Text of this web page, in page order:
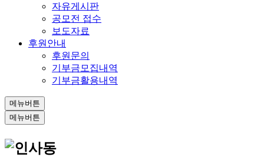
자유게시판
공모전 접수
보도자료
후원안내
후원문의
기부금모집내역
기부금활용내역
메뉴버튼
메뉴버튼